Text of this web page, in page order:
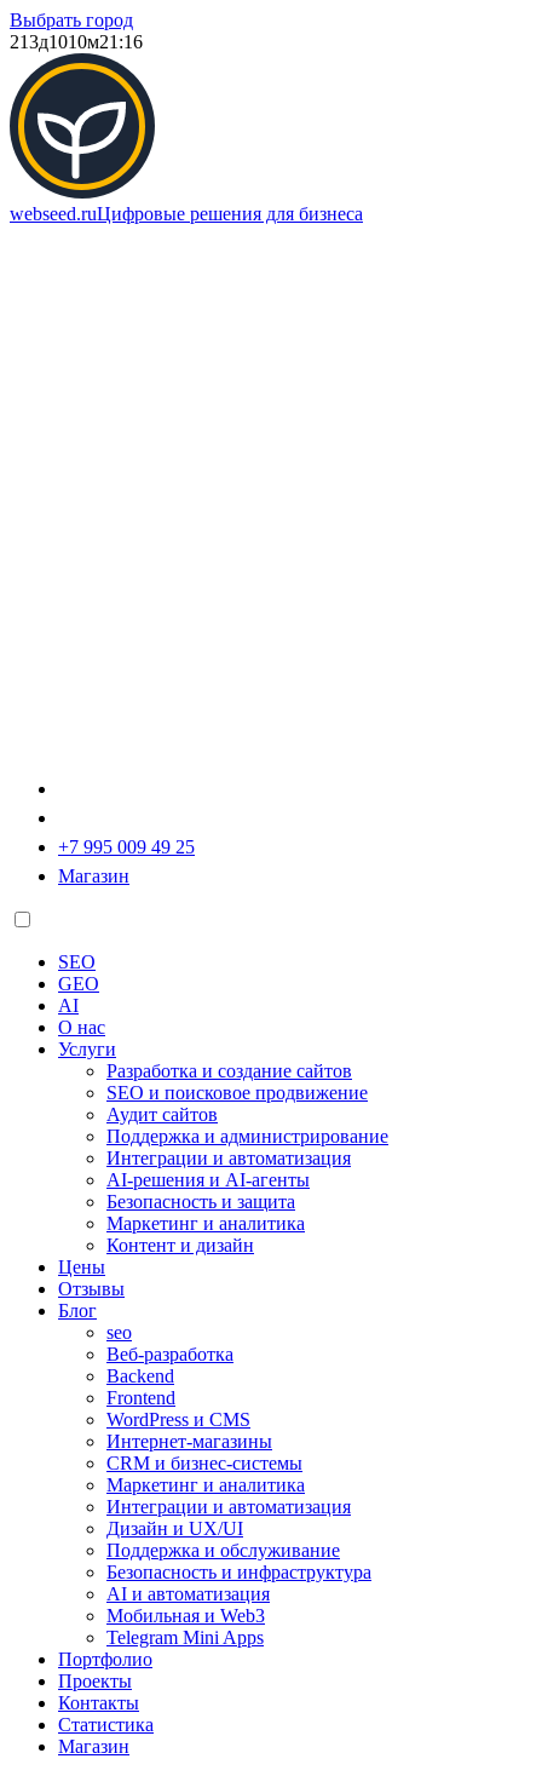
Выбрать город
213д1010м21:16
webseed.ruЦифровые решения для бизнеса
+7 995 009 49 25
Магазин
SEO
GEO
AI
О нас
Услуги
Разработка и создание сайтов
SEO и поисковое продвижение
Аудит сайтов
Поддержка и администрирование
Интеграции и автоматизация
AI-решения и AI-агенты
Безопасность и защита
Маркетинг и аналитика
Контент и дизайн
Цены
Отзывы
Блог
seo
Веб-разработка
Backend
Frontend
WordPress и CMS
Интернет-магазины
CRM и бизнес-системы
Маркетинг и аналитика
Интеграции и автоматизация
Дизайн и UX/UI
Поддержка и обслуживание
Безопасность и инфраструктура
AI и автоматизация
Мобильная и Web3
Telegram Mini Apps
Портфолио
Проекты
Контакты
Статистика
Магазин